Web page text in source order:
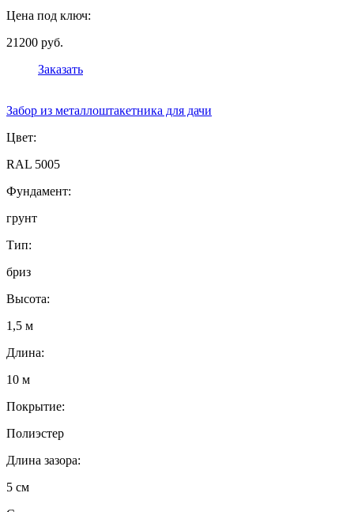
Цена под ключ:
21200 руб.
Заказать
Забор из металлоштакетника для дачи
Цвет:
RAL 5005
Фундамент:
грунт
Тип:
бриз
Высота:
1,5 м
Длина:
10 м
Покрытие:
Полиэстер
Длина зазора:
5 см